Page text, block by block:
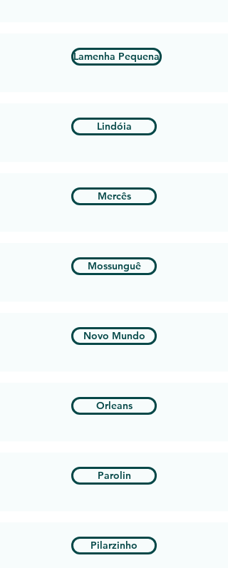
Lamenha Pequena
Lindóia
Mercês
Mossunguê
Novo Mundo
Orleans
Parolin
Pilarzinho